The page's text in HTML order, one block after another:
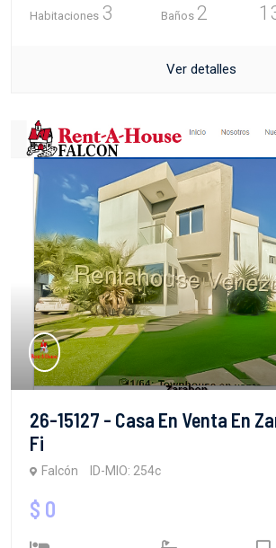
Habitaciones 3 Baños 2
Ver detalles
26-15127 - Casa En Venta En
Fi
Falcón ID-MIO: 254c
$ 0